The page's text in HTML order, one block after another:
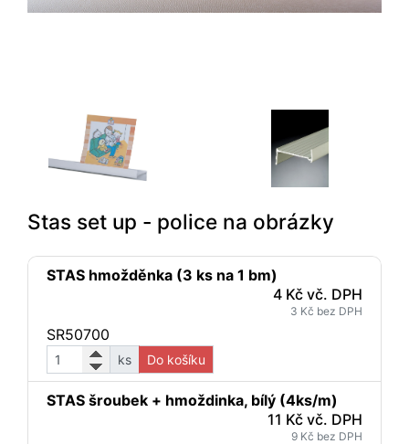
Stas set up - police na obrázky
STAS hmožděnka (3 ks na 1 bm)
4 Kč vč. DPH
3 Kč bez DPH
SR50700
ks Do košíku
STAS šroubek + hmoždinka, bílý (4ks/m)
11 Kč vč. DPH
9 Kč bez DPH